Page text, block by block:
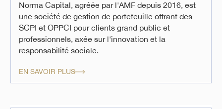
Norma Capital, agréée par l'AMF depuis 2016, est
une société de gestion de portefeuille offrant des
SCPI et OPPCI pour clients grand public et
professionnels, axée sur l'innovation et la
responsabilité sociale.
EN SAVOIR PLUS